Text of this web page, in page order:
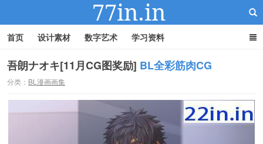
首页 设计素材 数字艺术 学习资料
吾朗ナオキ[11月CG图奖励] BL全彩筋肉CG
分类： BL漫画画集